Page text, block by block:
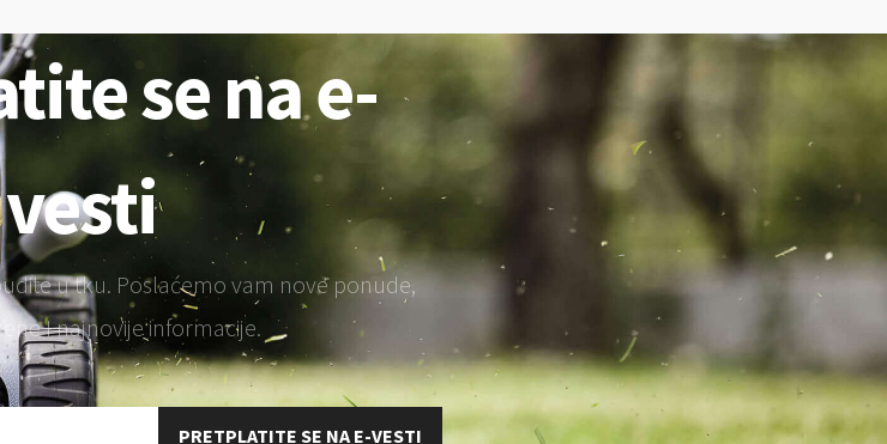
se na e-
vesti
u tku. Poslaćemo vam nove ponude,
I najnovije informacije.
PRETPLATITE SE NA E-VESTI